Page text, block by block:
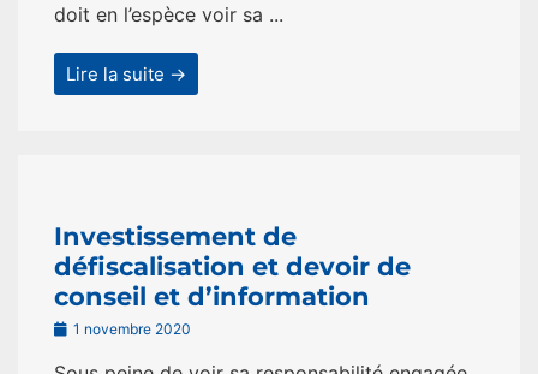
doit en l’espèce voir sa ...
Lire la suite →
Investissement de
défiscalisation et devoir de
conseil et d’information
1 novembre 2020